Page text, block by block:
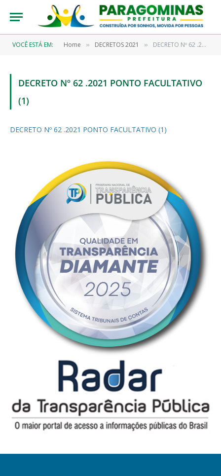
VOCÊ ESTÁ EM: Home » DECRETOS 2021 » DECRETO Nº 62 .2021 PONTO FACULTATIVO (1)
DECRETO Nº 62 .2021 PONTO FACULTATIVO
(1)
DECRETO Nº 62 .2021 PONTO FACULTATIVO (1)